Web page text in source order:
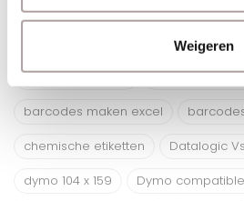
Weigeren
1D streepjescode
barcode
barcodes maken excel
chemische etiketten
Datalogic
dymo 104 x 159
Dymo